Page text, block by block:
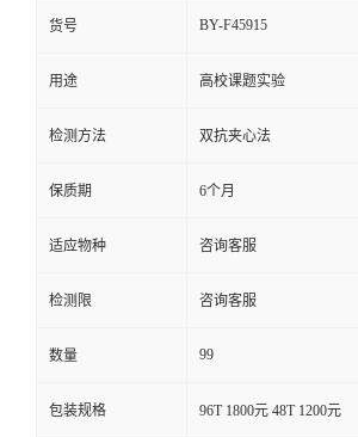
货号 BY-F45915
用途 高校课题实验
检测方法 双抗夹心法
保质期 6个月
适应物种 咨询客服
检测限 咨询客服
数量 99
包装规格 96T 1800元 48T 1200元